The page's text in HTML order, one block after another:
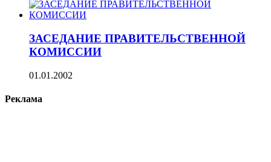
ЗАСЕДАНИЕ ПРАВИТЕЛЬСТВЕННОЙ
КОМИССИИ
01.01.2002
Реклама